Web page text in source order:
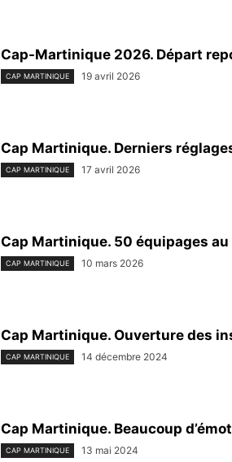
Cap-Martinique 2026. Départ
CAP MARTINIQUE 19 avril 2026
Cap Martinique. Derniers
CAP MARTINIQUE 17 avril 2026
Cap Martinique. 50 équipages au
CAP MARTINIQUE 10 mars 2026
Cap Martinique. Ouverture des
CAP MARTINIQUE 14 décembre 2024
Cap Martinique. Beaucoup
CAP MARTINIQUE 13 mai 2024